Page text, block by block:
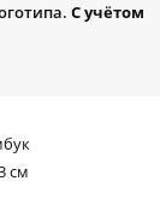
С учётом
см